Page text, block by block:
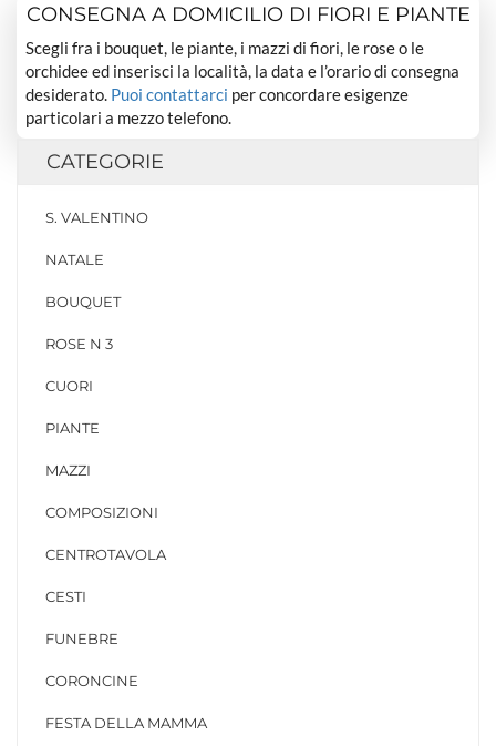
CONSEGNA A DOMICILIO DI FIORI E PIANTE
Scegli fra i bouquet, le piante, i mazzi di fiori, le rose o le
orchidee ed inserisci la località, la data e l’orario di consegna
desiderato. Puoi contattarci per concordare esigenze
particolari a mezzo telefono.
CATEGORIE
S. VALENTINO
NATALE
BOUQUET
ROSE N 3
CUORI
PIANTE
MAZZI
COMPOSIZIONI
CENTROTAVOLA
CESTI
FUNEBRE
CORONCINE
FESTA DELLA MAMMA